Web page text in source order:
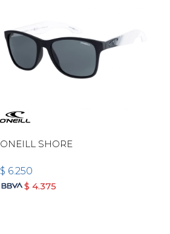
ONEILL SHORE
$ 6.250
$ 4.375